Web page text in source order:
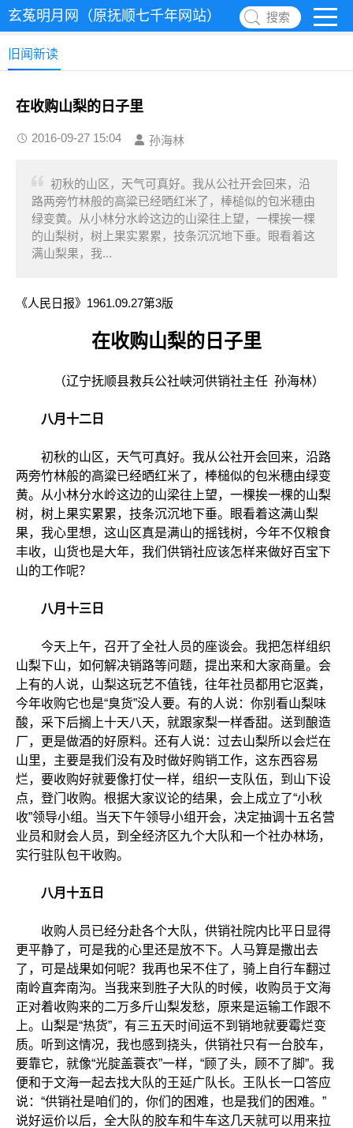
玄菟明月网（原抚顺七千年网站） 搜索
旧闻新读
在收购山梨的日子里
2016-09-27 15:04 孙海林
初秋的山区，天气可真好。我从公社开会回来，沿
路两旁竹林般的高粱已经晒红米了，棒槌似的包米穗由
绿变黄。从小林分水岭这边的山梁往上望，一棵挨一棵
的山梨树，树上果实累累，技条沉沉地下垂。眼看着这
满山梨果，我...
《人民日报》1961.09.27第3版
在收购山梨的日子里
（辽宁抚顺县救兵公社峡河供销社主任 孙海林）
八月十二日
初秋的山区，天气可真好。我从公社开会回来，沿路
两旁竹林般的高粱已经晒红米了，棒槌似的包米穗由绿变
黄。从小林分水岭这边的山梁往上望，一棵挨一棵的山梨
树，树上果实累累，技条沉沉地下垂。眼看着这满山梨
果，我心里想，这山区真是满山的摇钱树，今年不仅粮食
丰收，山货也是大年，我们供销社应该怎样来做好百宝下
山的工作呢？
八月十三日
今天上午，召开了全社人员的座谈会。我把怎样组织
山梨下山，如何解决销路等问题，提出来和大家商量。会
上有的人说，山梨这玩艺不值钱，往年社员都用它沤粪，
今年收购它也是“臭货”没人要。有的人说：你别看山梨味
酸，采下后搁上十天八天，就跟家梨一样香甜。送到酿造
厂，更是做酒的好原料。还有人说：过去山梨所以会烂在
山里，主要是我们没有及时做好购销工作，这东西容易
烂，要收购好就要像打仗一样，组织一支队伍，到山下设
点，登门收购。根据大家议论的结果，会上成立了“小秋
收”领导小组。当天下午领导小组开会，决定抽调十五名营
业员和财会人员，到全经济区九个大队和一个社办林场，
实行驻队包干收购。
八月十五日
收购人员已经分赴各个大队，供销社院内比平日显得
更平静了，可是我的心里还是放不下。人马算是撒出去
了，可是战果如何呢？我再也呆不住了，骑上自行车翻过
南岭直奔南沟。当我来到胜子大队的时候，收购员于文海
正对着收购来的二万多斤山梨发愁，原来是运输工作跟不
上。山梨是“热货”，有三五天时间运不到销地就要霉烂变
质。听到这情况，我也感到挠头，供销社只有一台胶车，
要靠它，就像“光腚盖蓑衣”一样，“顾了头，顾不了脚”。我
便和于文海一起去找大队的王延广队长。王队长一口答应
说：“供销社是咱们的，你们的困难，也是我们的困难。”
说好运价以后，全大队的胶车和牛车这几天就可以用来拉